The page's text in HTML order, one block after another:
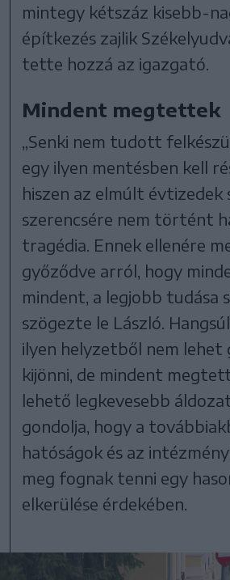
mintegy kétszáz kisebb-
építkezés zajlik
tette hozzá az igazgató.
Mindent megtettek
„Senki nem tudott
egy ilyen mentésben kell
hiszen az elmúlt évtizedek
szerencsére nem történt
tragédia. Ennek ellenére
győződve arról, hogy
mindent, a legjobb tudása
szögezte le László.
ilyen helyzetből nem lehet
kijönni, de mindent
lehető legkevesebb
gondolja, hogy a
hatóságok és az
meg fognak tenni egy
elkerülése érdekében.